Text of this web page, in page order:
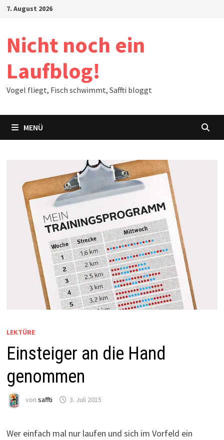
Zum7. August 2026
Nicht noch ein
Laufblog!
Vogel fliegt, Fisch schwimmt, Saffti bloggt
MENÜ
LEKTÜRE
Einsteiger an die Hand
genommen
von saffti 3. Juli 2015
Wer einfach mal nur laufen und sich im Vorfeld ein